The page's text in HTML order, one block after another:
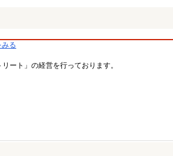
る
ート」の経営を行っております。